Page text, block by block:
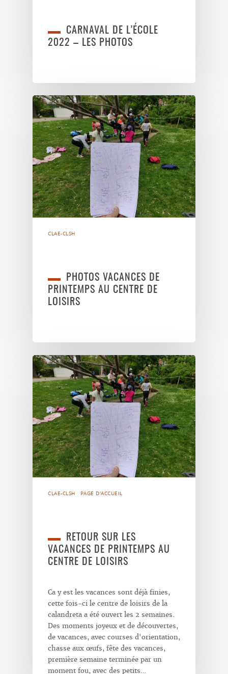
CARNAVAL DE L’ÉCOLE
2022 – LES PHOTOS
CLAE-CLSH
PHOTOS VACANCES DE
PRINTEMPS AU CENTRE DE
LOISIRS
CLAE-CLSH PAGE D'ACCUEIL
RETOUR SUR LES
VACANCES DE PRINTEMPS AU
CENTRE DE LOISIRS
Ca y est les vacances sont déjà finies,
cette fois-ci le centre de loisirs de la
calandreta a été ouvert les 2 semaines.
Des moments joyeux et de découvertes,
de vacances, avec courses d'orientation,
chasse aux œufs, fête des vacances,
première semaine terminée par un
moment fou, avec des petits…